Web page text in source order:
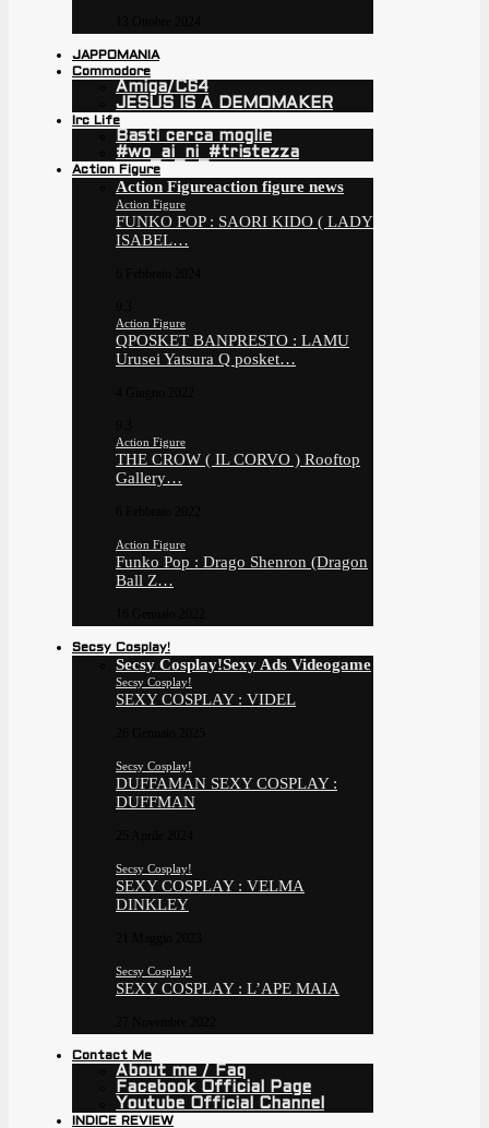
JAPPOMANIA
Commodore
Amiga/C64
JESUS IS A DEMOMAKER
Irc Life
Basti cerca moglie
#wo_ai_ni_#tristezza
Action Figure
Action Figureaction figure news
Action Figure
FUNKO POP : SAORI KIDO ( LADY
ISABEL…
Action Figure
QPOSKET BANPRESTO : LAMU
Urusei Yatsura Q posket…
Action Figure
THE CROW ( IL CORVO ) Rooftop
Gallery…
Action Figure
Funko Pop : Drago Shenron (Dragon
Ball Z…
Secsy Cosplay!
Secsy Cosplay!Sexy Ads Videogame
Secsy Cosplay!
SEXY COSPLAY : VIDEL
Secsy Cosplay!
DUFFAMAN SEXY COSPLAY :
DUFFMAN
Secsy Cosplay!
SEXY COSPLAY : VELMA
DINKLEY
Secsy Cosplay!
SEXY COSPLAY : L’APE MAIA
Contact Me
About me / Faq
Facebook Official Page
Youtube Official Channel
INDICE REVIEW